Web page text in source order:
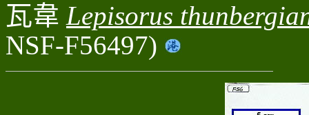
瓦韋 Lepisorus
NSF-F56497)